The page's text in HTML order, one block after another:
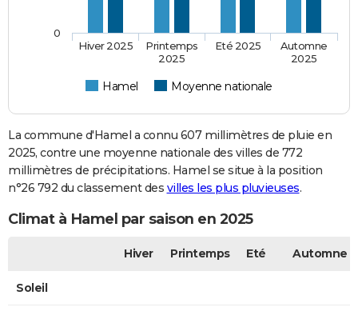
Hamel Moyenne nationale
Hiver 2025
Printemps
2025
Eté 2025
Automne
2025
0
La commune d'Hamel a connu 607 millimètres de pluie en
2025, contre une moyenne nationale des villes de 772
millimètres de précipitations. Hamel se situe à la position
n°26 792 du classement des villes les plus pluvieuses.
Climat à Hamel par saison en 2025
Hiver Printemps Eté Automne
Soleil